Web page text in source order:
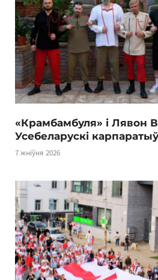
«Крамбамбуля» і Лявон
Усебеларускі карпаратыў
7 жніўня 2026